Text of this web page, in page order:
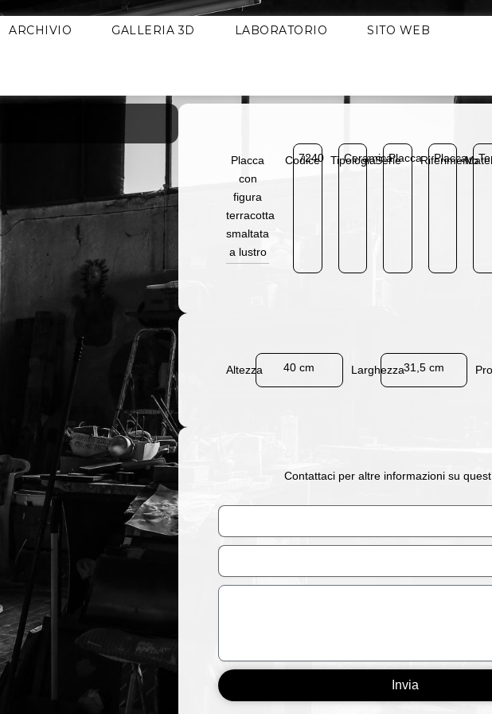
ARCHIVIO GALLERIA 3D LABORATORIO SITO WEB
Placca
con
figura
terracotta
smaltata
a lustro
Codice
7240 Tipologia
Ceramica
SeriePlaccaRiferimento
Placca
Altezza 40 cm Larghezza31,5 cm
Contattaci per altre informazioni su
Nome
Email
Messaggio
Invia